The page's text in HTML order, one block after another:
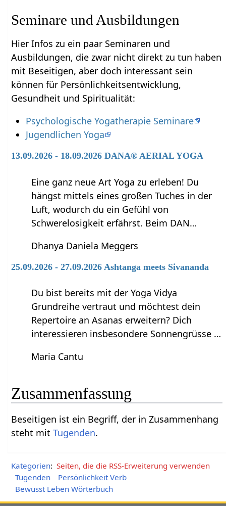
Seminare und Ausbildungen
Hier Infos zu ein paar Seminaren und
Ausbildungen, die zwar nicht direkt zu tun haben
mit Beseitigen‏‎, aber doch interessant sein
können für Persönlichkeitsentwicklung,
Gesundheit und Spiritualität:
Psychologische Yogatherapie Seminare
Jugendlichen Yoga
13.09.2026 - 18.09.2026 DANA® AERIAL YOGA
Eine ganz neue Art Yoga zu erleben! Du
hängst mittels eines großen Tuches in der
Luft, wodurch du ein Gefühl von
Schwerelosigkeit erfährst. Beim DAN…
Dhanya Daniela Meggers
25.09.2026 - 27.09.2026 Ashtanga meets Sivananda
Du bist bereits mit der Yoga Vidya
Grundreihe vertraut und möchtest dein
Repertoire an Asanas erweitern? Dich
interessieren insbesondere Sonnengrüsse …
Maria Cantu
Zusammenfassung
Beseitigen‏‎ ist ein Begriff, der in Zusammenhang
steht mitTugenden.
Kategorien: Seiten, die die RSS-Erweiterung verwenden
Tugenden
Persönlichkeit Verb
Bewusst Leben Wörterbuch